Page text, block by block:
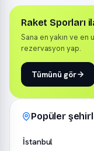
Raket Sporları
Sana en yakın ve
rezervasyon yap.
Tümünü gör
Popüler
İstanbul